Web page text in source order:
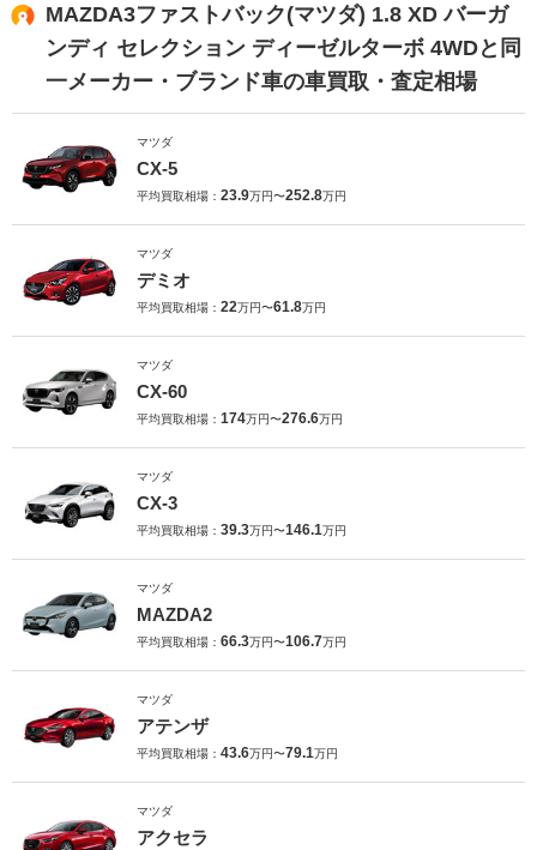
MAZDA3ファストバック(マツダ) 1.8 XD バーガ
ンディ セレクション ディーゼルターボ 4WDと同
一メーカー・ブランド車の車買取・査定相場
マツダ
CX-5
平均買取相場： 23.9万円〜252.8万円
マツダ
デミオ
平均買取相場： 22万円〜61.8万円
マツダ
CX-60
平均買取相場： 174万円〜276.6万円
マツダ
CX-3
平均買取相場： 39.3万円〜146.1万円
マツダ
MAZDA2
平均買取相場： 66.3万円〜106.7万円
マツダ
アテンザ
平均買取相場： 43.6万円〜79.1万円
マツダ
アクセラ